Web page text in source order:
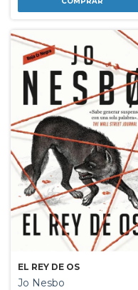
EL REY DE OS
Jo Nesbo